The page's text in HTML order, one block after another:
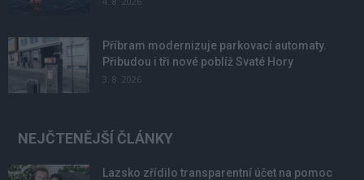
Příbram modernizuje parkovací automaty.
Přibudou i tři nové poblíž Svaté Hory
3. 8. 2026
NEJČTENĚJŠÍ ČLÁNKY
Lazsko zřídilo transparentní účet na pomoc